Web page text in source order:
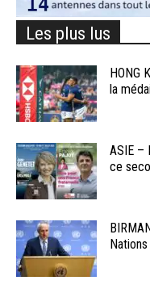
Les plus lus
HONG
la
ASIE –
ce
Nations